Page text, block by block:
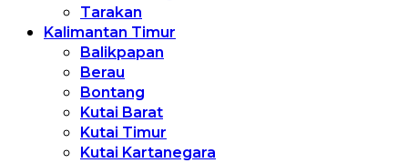
Tarakan
Kalimantan Timur
Balikpapan
Berau
Bontang
Kutai Barat
Kutai Timur
Kutai Kartanegara